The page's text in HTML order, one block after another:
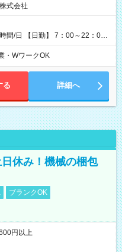
与：時給 1,140円以上
式会社
間/日 【日勤】 7：00～22：00
1日～OK ／ 夜勤
・WワークOK
る 詳細へ
休み！機械の梱包
ブランクOK
円以上